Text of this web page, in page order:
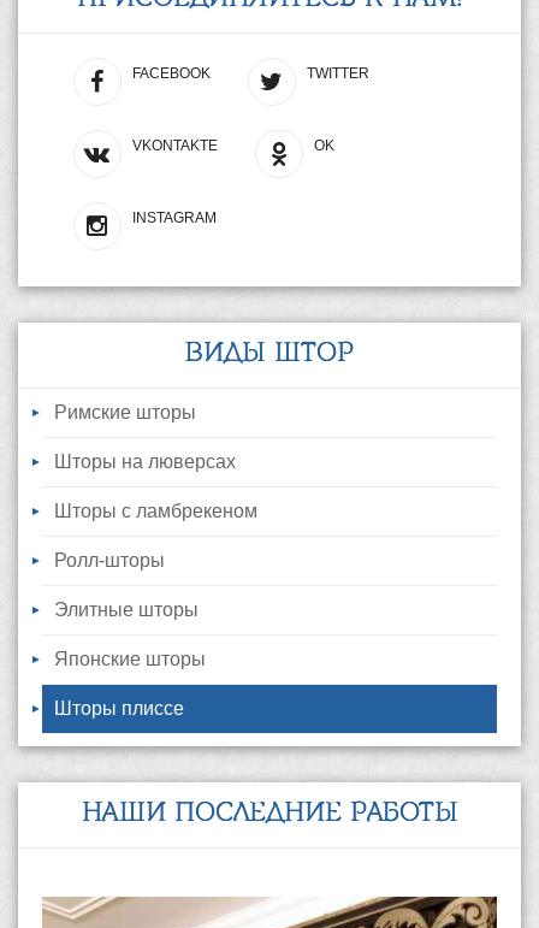
FACEBOOK TWITTER
VKONTAKTE OK
INSTAGRAM
ВИДЫ ШТОР
Римские шторы
Шторы на люверсах
Шторы с ламбрекеном
Ролл-шторы
Элитные шторы
Японские шторы
Шторы плиссе
НАШИ ПОСЛЕДНИЕ РАБОТЫ